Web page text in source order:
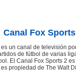
Canal Fox
un canal de televisión
de fútbol de varias
El Canal Fox Sports 2
propiedad de The Walt